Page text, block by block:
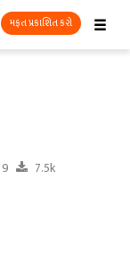
☰
મફત પ્રકાશિત કરો
9 7.5k